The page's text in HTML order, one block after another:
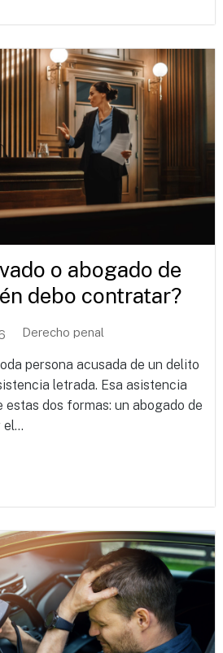
o abogado de
debo contratar?
Derecho penal
persona acusada de un delito
letrada. Esa asistencia
estas dos formas: un abogado de